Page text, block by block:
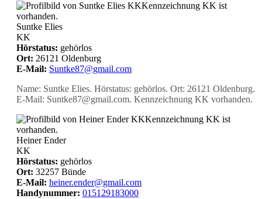
KKKennzeichnung KK ist
vorhanden.
Suntke Elies
KK
Hörstatus: gehörlos
Ort: 26121 Oldenburg
E-Mail: Suntke87@gmail.com
Name: Suntke Elies. Hörstatus: gehörlos. Ort: 26121 Oldenburg.
E-Mail: Suntke87@gmail.com. Kennzeichnung KK vorhanden.
KKKennzeichnung KK ist
vorhanden.
Heiner Ender
KK
Hörstatus: gehörlos
Ort: 32257 Bünde
E-Mail: heiner.ender@gmail.com
Handynummer: 015129183000